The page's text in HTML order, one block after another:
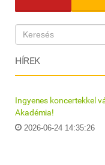
HÍREK
Ingyenes koncertekkel
Akadémia!
2026-06-24 14:35:26